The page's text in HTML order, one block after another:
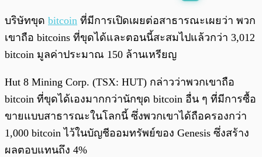
0:00
บริษัทขุด bitcoin ที่มีการเปิดเผยต่อสาธารณะเผยว่า พวก
เขาถือ bitcoins ที่ขุดได้และตอนนี้สะสมไปแล้วกว่า 3,012
bitcoin มูลค่าประมาณ 150 ล้านเหรียญ
Hut 8 Mining Corp. (TSX: HUT) กล่าวว่าพวกเขาถือ
bitcoin ที่ขุดได้เองมากกว่านักขุด bitcoin อื่น ๆ ที่มีการซื้อ
ขายแบบสาธารณะในโลกนี้ ซึ่งพวกเขาได้ถือครองกว่า
1,000 bitcoin ไว้ในบัญชีออมทรัพย์ของ Genesis ซึ่งสร้าง
ผลตอบแทนถึง 4%